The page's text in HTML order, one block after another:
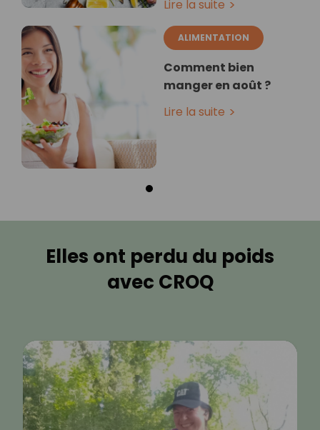
Lire la suite
ALIMENTATION
Comment bien
manger en août ?
Lire la suite
Elles ont perdu du poids
avec CROQ